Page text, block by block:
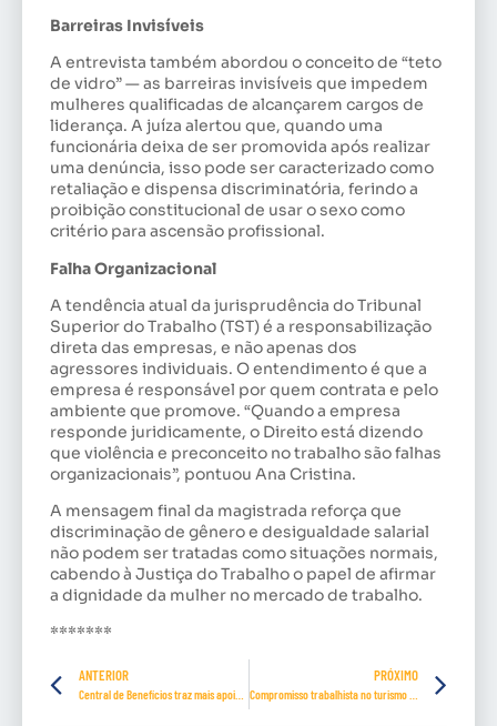
Barreiras Invisíveis
A entrevista também abordou o conceito de “teto
de vidro” — as barreiras invisíveis que impedem
mulheres qualificadas de alcançarem cargos de
liderança. A juíza alertou que, quando uma
funcionária deixa de ser promovida após realizar
uma denúncia, isso pode ser caracterizado como
retaliação e dispensa discriminatória, ferindo a
proibição constitucional de usar o sexo como
critério para ascensão profissional.
Falha Organizacional
A tendência atual da jurisprudência do Tribunal
Superior do Trabalho (TST) é a responsabilização
direta das empresas, e não apenas dos
agressores individuais. O entendimento é que a
empresa é responsável por quem contrata e pelo
ambiente que promove. “Quando a empresa
responde juridicamente, o Direito está dizendo
que violência e preconceito no trabalho são falhas
organizacionais”, pontuou Ana Cristina.
A mensagem final da magistrada reforça que
discriminação de gênero e desigualdade salarial
não podem ser tratadas como situações normais,
cabendo à Justiça do Trabalho o papel de afirmar
a dignidade da mulher no mercado de trabalho.
*******
ANTERIOR PRÓXIMO